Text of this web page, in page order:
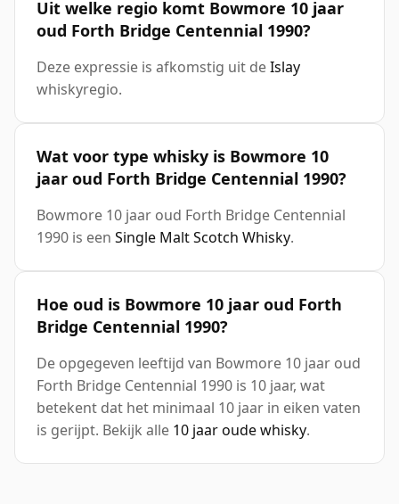
Uit welke regio komt Bowmore 10 jaar
oud Forth Bridge Centennial 1990?
Deze expressie is afkomstig uit deIslay
whiskyregio.
Wat voor type whisky is Bowmore 10
jaar oud Forth Bridge Centennial 1990?
Bowmore 10 jaar oud Forth Bridge Centennial
1990 is een Single Malt Scotch Whisky.
Hoe oud is Bowmore 10 jaar oud Forth
Bridge Centennial 1990?
De opgegeven leeftijd van Bowmore 10 jaar oud
Forth Bridge Centennial 1990 is 10 jaar, wat
betekent dat het minimaal 10 jaar in eiken vaten
is gerijpt. Bekijk alle 10 jaar oude whisky.